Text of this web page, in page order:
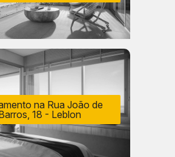
na Rua João de
18 - Leblon